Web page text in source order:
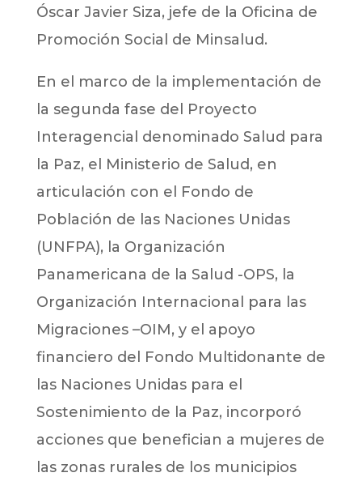
Óscar Javier Siza, jefe de la Oficina de
Promoción Social de Minsalud.
En el marco de la implementación de
la segunda fase del Proyecto
Interagencial denominado Salud para
la Paz, el Ministerio de Salud, en
articulación con el Fondo de
Población de las Naciones Unidas
(UNFPA), la Organización
Panamericana de la Salud -OPS, la
Organización Internacional para las
Migraciones –OIM, y el apoyo
financiero del Fondo Multidonante de
las Naciones Unidas para el
Sostenimiento de la Paz, incorporó
acciones que benefician a mujeres de
las zonas rurales de los municipios